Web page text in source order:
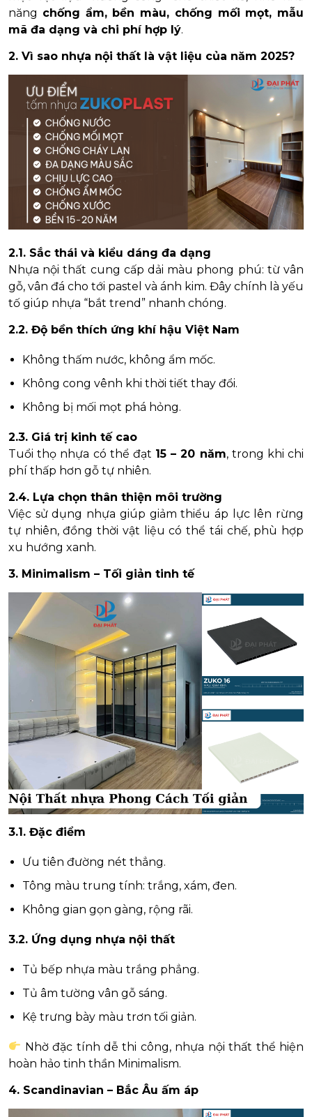
năng chống ẩm, bền màu, chống mối mọt, mẫu
mã đa dạng và chi phí hợp lý.
2. Vì sao nhựa nội thất là vật liệu của năm 2025?
2.1. Sắc thái và kiểu dáng đa dạng
Nhựa nội thất cung cấp dải màu phong phú: từ vân
gỗ, vân đá cho tới pastel và ánh kim. Đây chính là yếu
tố giúp nhựa “bắt trend” nhanh chóng.
2.2. Độ bền thích ứng khí hậu Việt Nam
Không thấm nước, không ẩm mốc.
Không cong vênh khi thời tiết thay đổi.
Không bị mối mọt phá hỏng.
2.3. Giá trị kinh tế cao
Tuổi thọ nhựa có thể đạt 15 – 20 năm, trong khi chi
phí thấp hơn gỗ tự nhiên.
2.4. Lựa chọn thân thiện môi trường
Việc sử dụng nhựa giúp giảm thiểu áp lực lên rừng
tự nhiên, đồng thời vật liệu có thể tái chế, phù hợp
xu hướng xanh.
3. Minimalism – Tối giản tinh tế
3.1. Đặc điểm
Ưu tiên đường nét thẳng.
Tông màu trung tính: trắng, xám, đen.
Không gian gọn gàng, rộng rãi.
3.2. Ứng dụng nhựa nội thất
Tủ bếp nhựa màu trắng phẳng.
Tủ âm tường vân gỗ sáng.
Kệ trưng bày màu trơn tối giản.
Nhờ đặc tính dễ thi công, nhựa nội thất thể hiện
hoàn hảo tinh thần Minimalism.
4. Scandinavian – Bắc Âu ấm áp